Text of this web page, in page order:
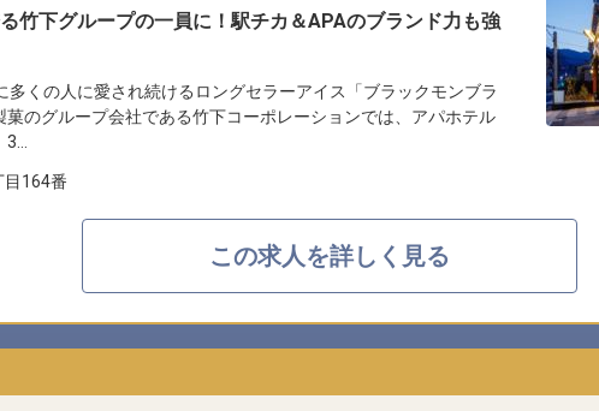
竹下グループの一員に！駅チカ＆APAのブランド力も強
多くの人に愛され続けるロングセラーアイス「ブラックモンブラ
菓のグループ会社である竹下コーポレーションでは、アパホテル
目164番
この求人を詳しく見る